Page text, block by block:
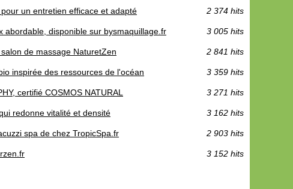
un entretien efficace et adapté 2 374 hits
disponible sur bysmaquillage.fr 3 005 hits
de massage NaturetZen 2 841 hits
inspirée des ressources de l'océan 3 359 hits
certifié COSMOS NATURAL 3 271 hits
redonne vitalité et densité 3 162 hits
spa de chez TropicSpa.fr 2 903 hits
3 152 hits